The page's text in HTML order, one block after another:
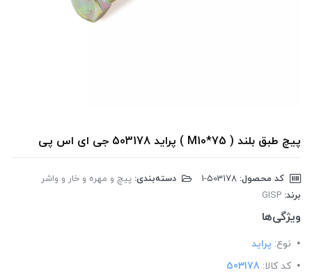
پیچ طبق بلند ( M10*75 ) پراید 503178 جی ای اس پی
کد محصول: دسته‌بندی: پیچ و مهره و خار و واشر
برند: GISP
ویژگی‌ها
نوع: پراید
کد کالا: 503178